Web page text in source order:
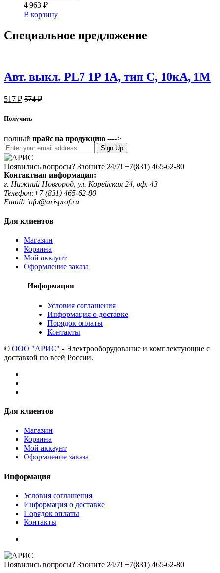
4 963 ₽
В корзину
Специальное предложение
Авт. выкл. PL7 1P 1А, тип С, 10кА, 1М
517 ₽ 574₽
Получить
полный прайс на продукцию ---->
Sign Up
Появились вопросы? Звоните 24/7! +7(831) 465-62-80
Контактная информация:
г. Нижний Новгород, ул. Корейская 24, оф. 43
Телефон:+7 (831) 465-62-80
Email: info@arisprof.ru
Для клиентов
Магазин
Корзина
Мой аккаунт
Оформление заказа
Информация
Условия соглашения
Информация о доставке
Порядок оплаты
Контакты
© ООО "АРИС" - Электрооборудование и комплектующие с
доставкой по всей России.
Для клиентов
Магазин
Корзина
Мой аккаунт
Оформление заказа
Информация
Условия соглашения
Информация о доставке
Порядок оплаты
Контакты
Появились вопросы? Звоните 24/7! +7(831) 465-62-80